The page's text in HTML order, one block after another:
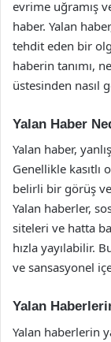
evrime uğramış
haber. Yalan
tehdit eden bir
haberin tanımı,
üstesinden nasıl
Yalan Haber
Yalan haber,
Genellikle kasıtlı
belirli bir görüş
Yalan haberler,
siteleri ve hatta
hızla yayılabilir.
ve sansasyonel
Yalan
Yalan haberlerin